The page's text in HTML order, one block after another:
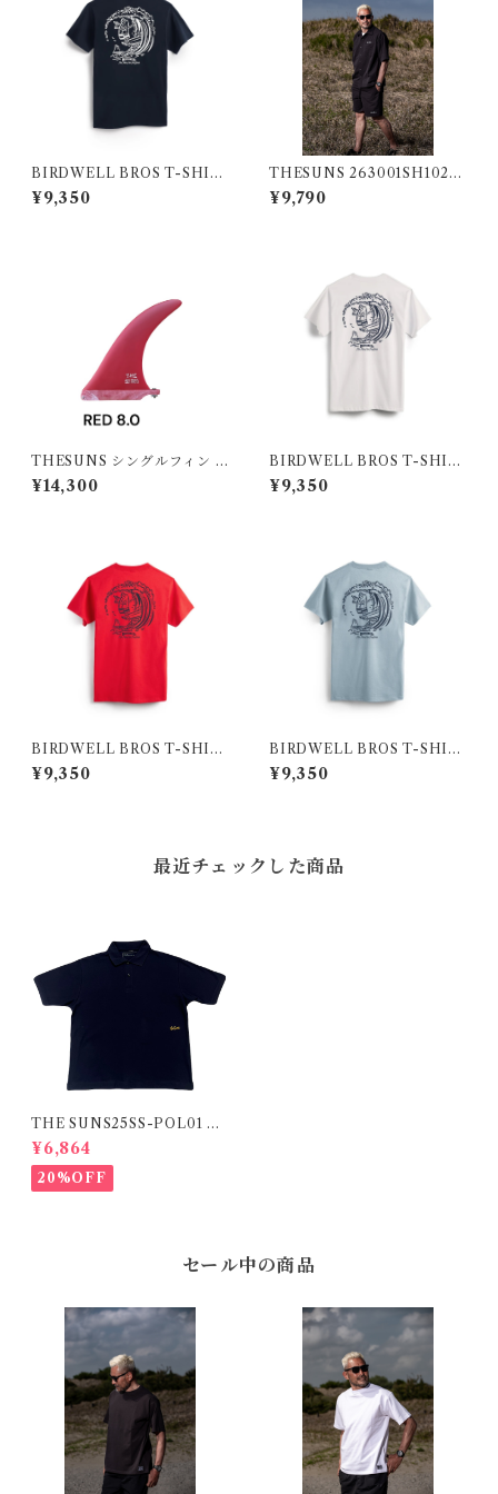
BIRDWELL BROS T-SHIR
T NV
¥9,350
THESUNS 263001SH102S
U BLK
¥9,790
THESUNS シングルフィン R
ED8.0
¥14,300
BIRDWELL BROS T-SHIR
T WT
¥9,350
BIRDWELL BROS T-SHIR
T RED
¥9,350
BIRDWELL BROS T-SHIR
T BL
¥9,350
最近チェックした商品
THE SUNS25SS-POL01 N
AVY
¥6,864
20%OFF
セール中の商品